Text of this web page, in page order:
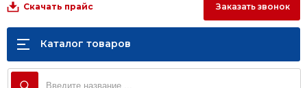
Заказать звонок
Скачать прайс
Каталог товаров